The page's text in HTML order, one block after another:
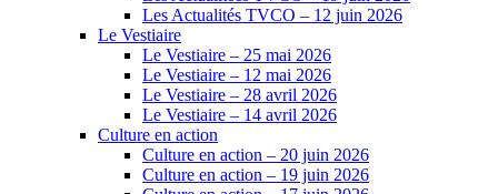
Les Actualités TVCO – 12 juin 2026
Le Vestiaire
Le Vestiaire – 25 mai 2026
Le Vestiaire – 12 mai 2026
Le Vestiaire – 28 avril 2026
Le Vestiaire – 14 avril 2026
Culture en action
Culture en action – 20 juin 2026
Culture en action – 19 juin 2026